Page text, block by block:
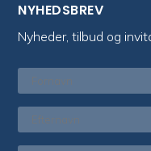
NYHEDSBREV
Nyheder, tilbud og